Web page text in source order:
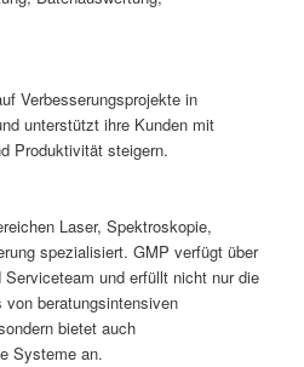
Verbesserungsprojekte in
unterstützt ihre Kunden mit
Produktivität steigern.
Laser, Spektroskopie,
spezialisiert. GMP verfügt über
und erfüllt nicht nur die
beratungsintensiven
bietet auch
Systeme an.